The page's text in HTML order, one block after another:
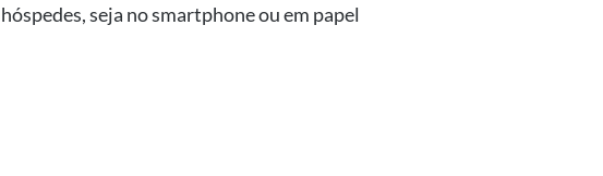
hóspedes, seja no smartphone ou em papel